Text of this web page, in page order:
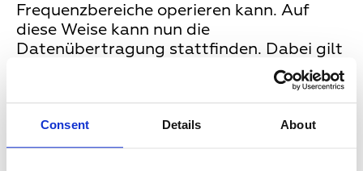
Consent Details About
Frequenzbereiche operieren kann. Auf
diese Weise kann nun die
Datenübertragung stattfinden. Dabei gilt
übertragen werden können, je höher die
Bandbreite ist. Aus diesem Grund wird die
Bandbreite oft mit der Übertragungsrate
bzw. der Übertragungsgeschwindigkeit